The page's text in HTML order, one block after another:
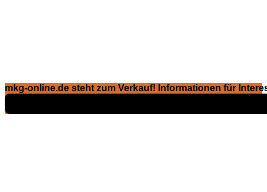
mkg-online.de steht zum Verkauf! Informationen für